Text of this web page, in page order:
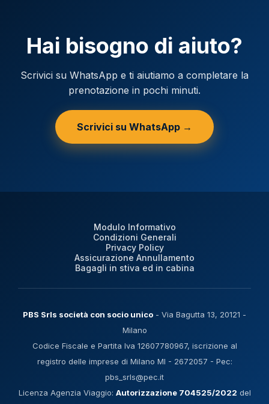
Hai bisogno di aiuto?
Scrivici su WhatsApp e ti aiutiamo a completare la
prenotazione in pochi minuti.
Scrivici su WhatsApp →
Modulo Informativo
Condizioni Generali
Privacy Policy
Assicurazione Annullamento
Bagagli in stiva ed in cabina
PBS Srls società con socio unico - Via Bagutta 13, 20121 -
Milano
Codice Fiscale e Partita Iva 12607780967, iscrizione al
registro delle imprese di Milano MI - 2672057 - Pec:
pbs_srls@pec.it
Licenza Agenzia Viaggio: Autorizzazione 704525/2022 del